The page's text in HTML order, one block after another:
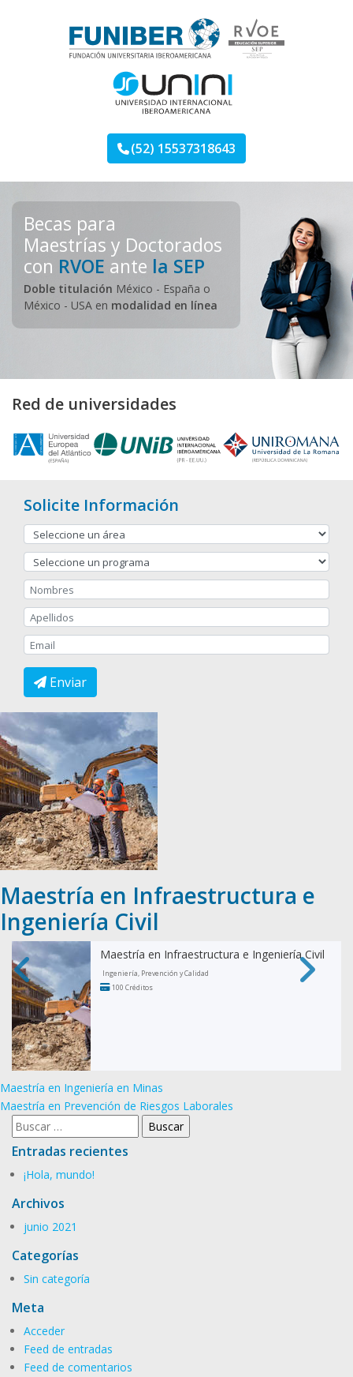
Maestrías FUNIBER
Otro sitio más de Landing Programas
(52) 15537318643
Becas para
Maestrías y Doctorados
con RVOE ante la SEP
Doble titulación México - España o
México - USA en modalidad en línea
Red de universidades
Solicite Información
Enviar
Maestría en Infraestructura e
Ingeniería Civil
Maestría en Infraestructura e Ingeniería Civil
Ingeniería, Prevención y Calidad
100 Créditos
Navegación
de
entradas
Maestría en Ingeniería en Minas
Maestría en Prevención de Riesgos Laborales
Buscar:
Entradas recientes
¡Hola, mundo!
Archivos
junio 2021
Categorías
Sin categoría
Meta
Acceder
Feed de entradas
Feed de comentarios